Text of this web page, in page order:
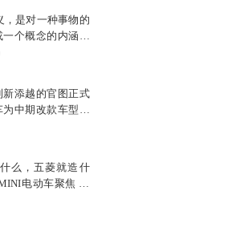
生活方式”主题沙
生活、艺术等不
大师，挖掘到新
，是对一种事物的
个概念的内涵和
简要的说明和定
或业界领袖。
新添越的官图正式
为中期改款车型，
全新设计理念，
油版本和插电混合
在中国市场的首秀
日。
么，五菱就造什
电动车聚焦 当
通普遍存在的拥